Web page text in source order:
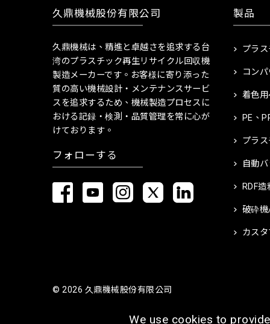
久鼎機械股份有限公司
久鼎機械は、精進と卓越さを追求する台
湾のプラスチック再生リサイクル回収機
製造メーカーです。お客様に寄り添った
質の高い機械設計・メンテナンスサービ
スを追求するため、機械製造プロセスに
おける記録・検測・品質管理を常に心が
けております。
フォローする
製品
プラ
コン
着色
PE、
プラ
自動
RDF造
破砕
カス
© 2026 久鼎機械股份有限公司
We use cookies to